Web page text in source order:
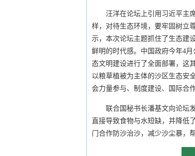
汪洋在论坛上引用习近平主
样，对待生态环境，要牢固树立
示，本次论坛主题抓住了生态建
鲜明的时代感。中国政府今年4
态文明建设进行了全面部署，这
以粮草植被为主体的沙区生态安
会力量参与、制度建设、国际合
联合国秘书长潘基文向论坛
直接导致食物与水短缺，并降低
门合作防沙治沙，减少沙尘暴，